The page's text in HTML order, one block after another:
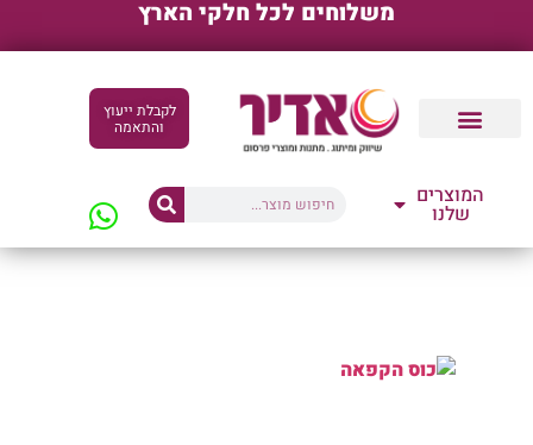
משלוחים לכל חלקי הארץ
לקבלת ייעוץ
והתאמה
המוצרים
שלנו